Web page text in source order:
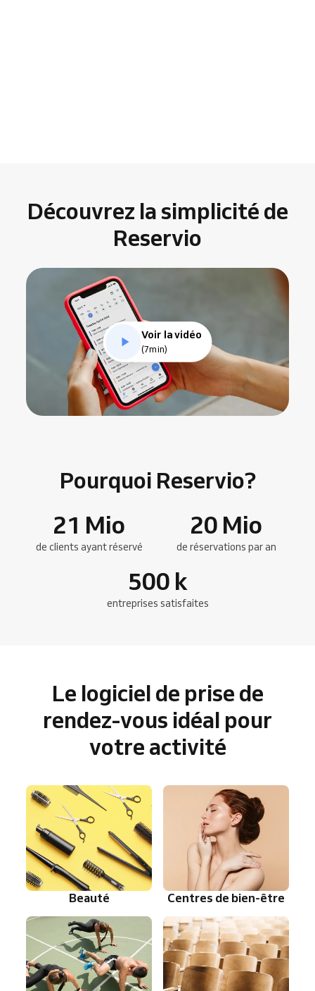
Découvrez la simplicité de
Reservio
Voir la vidéo
(7min)
Pourquoi Reservio?
21 Mio
de clients ayant réservé
20 Mio
de réservations par an
500 k
entreprises satisfaites
Le logiciel de prise de
rendez-vous idéal pour
votre activité
Beauté Centres de bien-être